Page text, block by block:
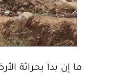
ما إن بدأ بحراثة